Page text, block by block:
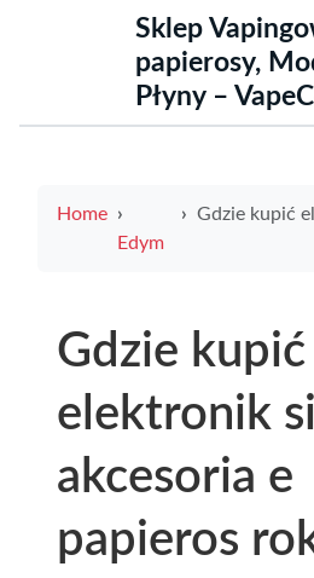
Sklep
papierosy,
Płyny –
Home
Edym
Gdzie kupić elektronik sigara i akcesoria e
Gdzie kupić
elektronik
akcesoria e
papieros